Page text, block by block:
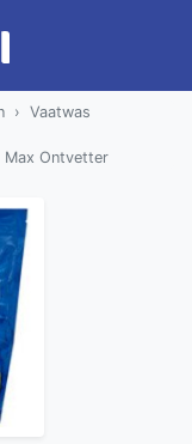
Vaatwas
Max Ontvetter